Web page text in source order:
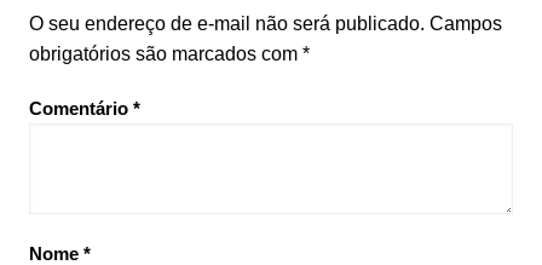
O seu endereço de e-mail não será publicado. Campos
obrigatórios são marcados com *
Comentário *
Nome *